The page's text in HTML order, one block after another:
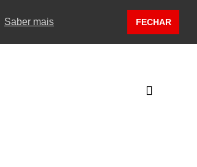
Saber mais FECHAR